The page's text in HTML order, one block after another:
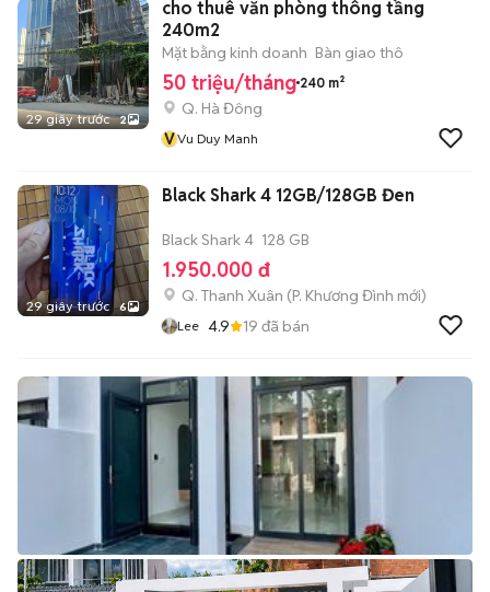
29 giây trước 2
cho thuê văn phòng thông tầng
240m2
Mặt bằng kinh doanh Bàn giao thô
50 triệu/tháng 240 m²
Q. Hà Đông
VVu Duy Manh
29 giây trước 6
Black Shark 4 12GB/128GB Đen
Black Shark 4 128 GB
1.950.000 đ
Q. Thanh Xuân (P. Khương Đình mới)
Lee 4.9 19 đã bán